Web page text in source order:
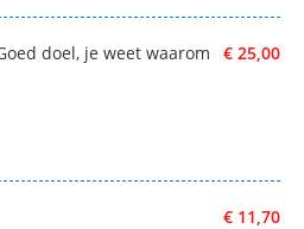
€ 25,00
doel, je weet waarom
€ 11,70